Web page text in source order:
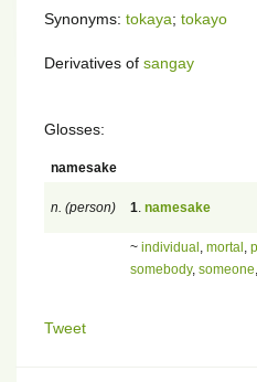
Synonyms: tokaya; tokayo
Derivatives of sangay
Glosses:
namesake
n. (person) 1 namesake
~ individual mortal
somebody, someone
Tweet